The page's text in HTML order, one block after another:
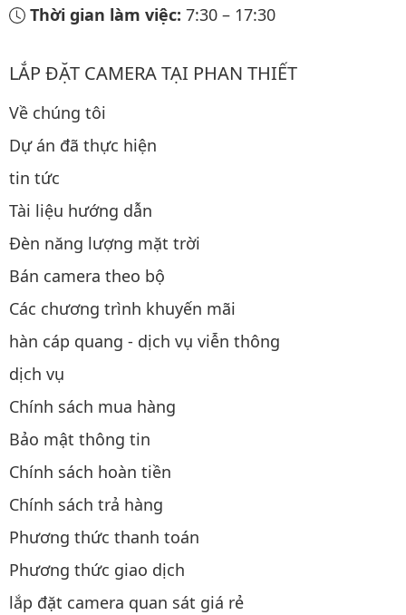
Thời gian làm việc: 7:30 – 17:30
LẮP ĐẶT CAMERA TẠI PHAN THIẾT
Về chúng tôi
Dự án đã thực hiện
tin tức
Tài liệu hướng dẫn
Đèn năng lượng mặt trời
Bán camera theo bộ
Các chương trình khuyến mãi
hàn cáp quang - dịch vụ viễn thông
dịch vụ
Chính sách mua hàng
Bảo mật thông tin
Chính sách hoàn tiền
Chính sách trả hàng
Phương thức thanh toán
Phương thức giao dịch
lắp đặt camera quan sát giá rẻ